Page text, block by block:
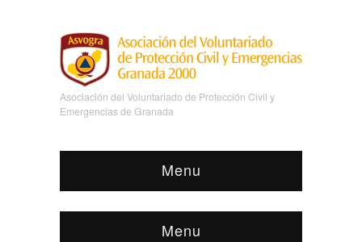
Asociación del Voluntariado de Protección Civil y
Emergencias de Granada
Menu
Menu